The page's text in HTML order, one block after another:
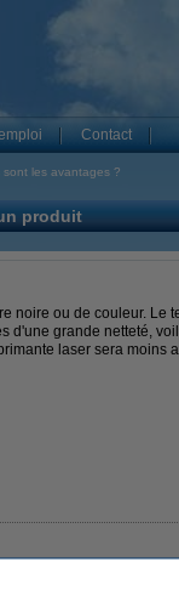
Contact
les avantages ?
produit
noire ou de couleur. Le
d'une grande netteté,
laser sera moins